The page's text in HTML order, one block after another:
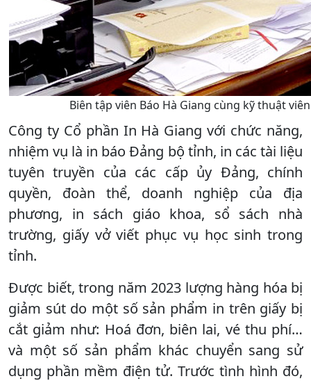
Biên tập viên Báo Hà Giang cùng kỹ thuật
Công ty Cổ phần In Hà Giang với chức năng,
nhiệm vụ là in báo Đảng bộ tỉnh, in các tài liệu
tuyên truyền của các cấp ủy Đảng, chính
quyền, đoàn thể, doanh nghiệp của địa
phương, in sách giáo khoa, sổ sách nhà
trường, giấy vở viết phục vụ học sinh trong
tỉnh.
Được biết, trong năm 2023 lượng hàng hóa bị
giảm sút do một số sản phẩm in trên giấy bị
cắt giảm như: Hoá đơn, biên lai, vé thu phí…
và một số sản phẩm khác chuyển sang sử
dụng phần mềm điện tử. Trước tình hình đó,